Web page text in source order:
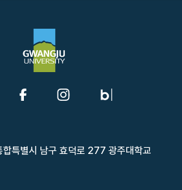
특별시 남구 효덕로 277 광주대학교